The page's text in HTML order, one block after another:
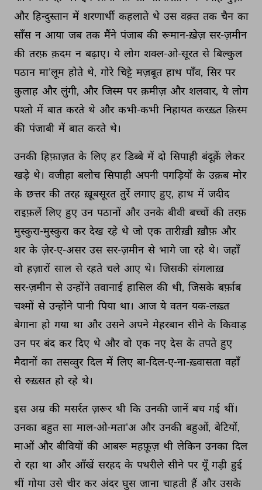
और हिन्दुस्तान में शरणार्थी कहलाते थे उस वक़्त तक चैन का
साँस न आया जब तक मैंने पंजाब की रूमान-ख़ेज़ सर-ज़मीन
की तरफ़ क़दम न बढ़ाए। ये लोग शक्ल-ओ-सूरत से बिल्कुल
पठान मा'लूम होते थे, गोरे चिट्टे मज़बूत हाथ पाँव, सिर पर
कुलाह और लुंगी, और जिस्म पर क़मीज़ और शलवार, ये लोग
पश्तो में बात करते थे और कभी-कभी निहायत करख़्त क़िस्म
की पंजाबी में बात करते थे।
उनकी हिफ़ाज़त के लिए हर डिब्बे में दो सिपाही बंदूक़ें लेकर
खड़े थे। वजीहा बलोच सिपाही अपनी पगड़ियों के उक़ब मोर
के छत्तर की तरह ख़ूबसूरत तुर्रे लगाए हुए, हाथ में जदीद
राइफ़लें लिए हुए उन पठानों और उनके बीवी बच्चों की तरफ़
मुस्कुरा-मुस्कुरा कर देख रहे थे जो एक तारीख़ी ख़ौफ़ और
शर के ज़ेर-ए-असर उस सर-ज़मीन से भागे जा रहे थे। जहाँ
वो हज़ारों साल से रहते चले आए थे। जिसकी संगलाख़
सर-ज़मीन से उन्होंने तवानाई हासिल की थी, जिसके बर्फ़ाब
चश्मों से उन्होंने पानी पिया था। आज ये वतन यक-लख़्त
बेगाना हो गया था और उसने अपने मेहरबान सीने के किवाड़
उन पर बंद कर दिए थे और वो एक नए देस के तपते हुए
मैदानों का तसव्वुर दिल में लिए बा-दिल-ए-ना-ख़्वासता वहाँ
से रुख़्सत हो रहे थे।
इस अम्र की मसर्रत ज़रूर थी कि उनकी जानें बच गई थीं।
उनका बहुत सा माल-ओ-मता'अ और उनकी बहुओं, बेटियों,
माओं और बीवियों की आबरू महफ़ूज़ थी लेकिन उनका दिल
रो रहा था और आँखें सरहद के पथरीले सीने पर यूँ गड़ी हुई
थीं गोया उसे चीर कर अंदर घुस जाना चाहती हैं और उसके